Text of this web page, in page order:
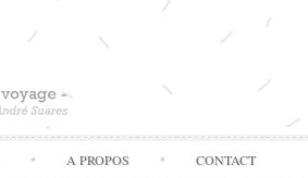
A PROPOS CONTACT